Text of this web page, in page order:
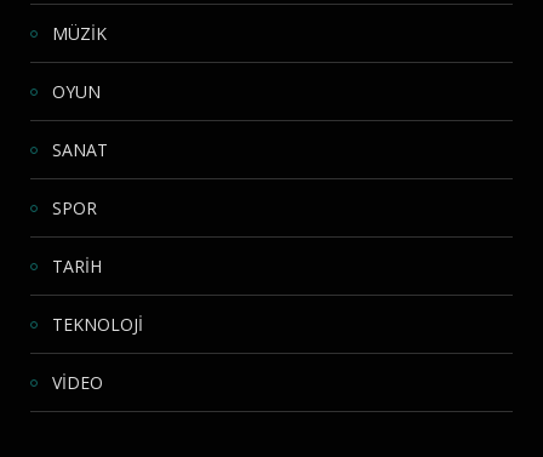
MÜZİK
OYUN
SANAT
SPOR
TARİH
TEKNOLOJİ
VİDEO